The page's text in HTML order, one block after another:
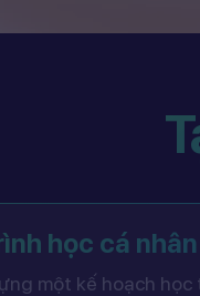
học cá
một kế hoạch